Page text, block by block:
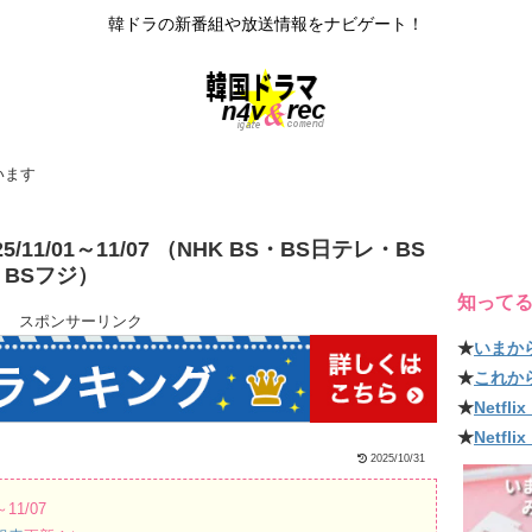
韓ドラの新番組や放送情報をナビゲート！
す
11/01～11/07 （NHK BS・BS日テレ・BS
フジ）
スポンサーリンク
2025/10/31
11/07
知って
★いまか
★これか
★Netflix
★Netflix